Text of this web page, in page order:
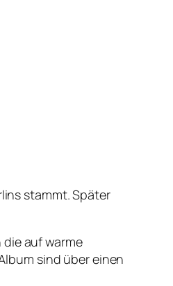
stammt. Später
auf warme
sind über einen